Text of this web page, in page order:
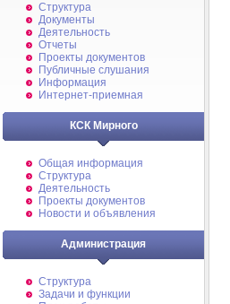
Структура
Документы
Деятельность
Отчеты
Проекты документов
Публичные слушания
Информация
Интернет-приемная
КСК Мирного
Общая информация
Структура
Деятельность
Проекты документов
Новости и объявления
Администрация
Структура
Задачи и функции